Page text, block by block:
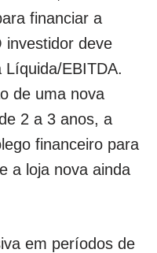
financiar a
investidor deve
EBITDA.
de uma nova
2 a 3 anos, a
financeiro para
a loja nova ainda
em períodos de